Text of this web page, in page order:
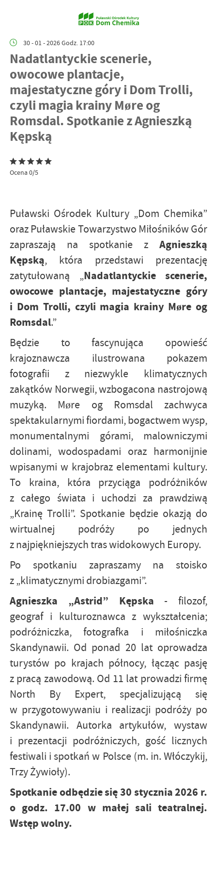
30 - 01 - 2026 Godz. 17:00
Nadatlantyckie scenerie,
owocowe plantacje,
majestatyczne góry i Dom Trolli,
czyli magia krainy Møre og
Romsdal. Spotkanie z Agnieszką
Kępską
Ocena 0/5
Puławski Ośrodek Kultury „Dom Chemika”
oraz Puławskie Towarzystwo Miłośników Gór
zapraszają na spotkanie z Agnieszką
Kępską, która przedstawi prezentację
zatytułowaną „Nadatlantyckie scenerie,
owocowe plantacje, majestatyczne góry
i Dom Trolli, czyli magia krainy Møre og
Romsdal.”
Będzie to fascynująca opowieść
krajoznawcza ilustrowana pokazem
fotografii z niezwykle klimatycznych
zakątków Norwegii, wzbogacona nastrojową
muzyką. Møre og Romsdal zachwyca
spektakularnymi fiordami, bogactwem wysp,
monumentalnymi górami, malowniczymi
dolinami, wodospadami oraz harmonijnie
wpisanymi w krajobraz elementami kultury.
To kraina, która przyciąga podróżników
z całego świata i uchodzi za prawdziwą
„Krainę Trolli”. Spotkanie będzie okazją do
wirtualnej podróży po jednych
z najpiękniejszych tras widokowych Europy.
Po spotkaniu zapraszamy na stoisko
z „klimatycznymi drobiazgami”.
Agnieszka „Astrid” Kępska - filozof,
geograf i kulturoznawca z wykształcenia;
podróżniczka, fotografka i miłośniczka
Skandynawii. Od ponad 20 lat oprowadza
turystów po krajach północy, łącząc pasję
z pracą zawodową. Od 11 lat prowadzi firmę
North By Expert, specjalizującą się
w przygotowywaniu i realizacji podróży po
Skandynawii. Autorka artykułów, wystaw
i prezentacji podróżniczych, gość licznych
festiwali i spotkań w Polsce (m. in. Włóczykij,
Trzy Żywioły).
Spotkanie odbędzie się 30 stycznia 2026 r.
o godz. 17.00 w małej sali teatralnej.
Wstęp wolny.